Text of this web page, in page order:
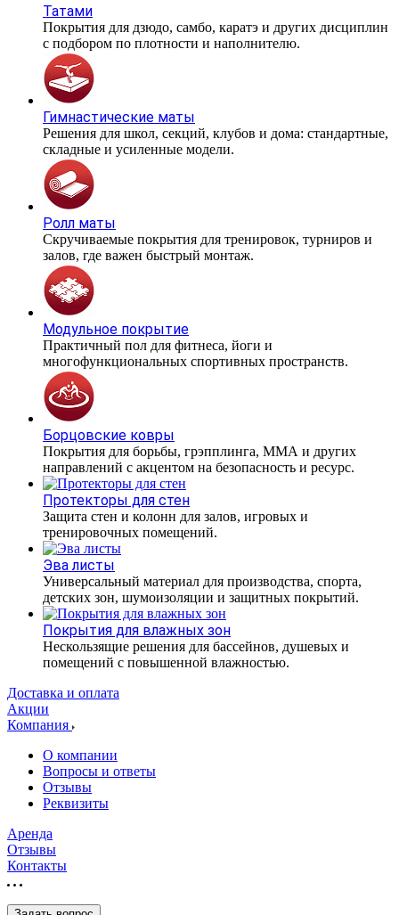
Татами
Покрытия для дзюдо, самбо, каратэ и других дисциплин
с подбором по плотности и наполнителю.
Гимнастические маты
Решения для школ, секций, клубов и дома: стандартные,
складные и усиленные модели.
Ролл маты
Скручиваемые покрытия для тренировок, турниров и
залов, где важен быстрый монтаж.
Модульное покрытие
Практичный пол для фитнеса, йоги и
многофункциональных спортивных пространств.
Борцовские ковры
Покрытия для борьбы, грэпплинга, ММА и других
направлений с акцентом на безопасность и ресурс.
Протекторы для стен
Защита стен и колонн для залов, игровых и
тренировочных помещений.
Эва листы
Универсальный материал для производства, спорта,
детских зон, шумоизоляции и защитных покрытий.
Покрытия для влажных зон
Нескользящие решения для бассейнов, душевых и
помещений с повышенной влажностью.
Доставка и оплата
Акции
Компания
О компании
Вопросы и ответы
Отзывы
Реквизиты
Аренда
Отзывы
Контакты